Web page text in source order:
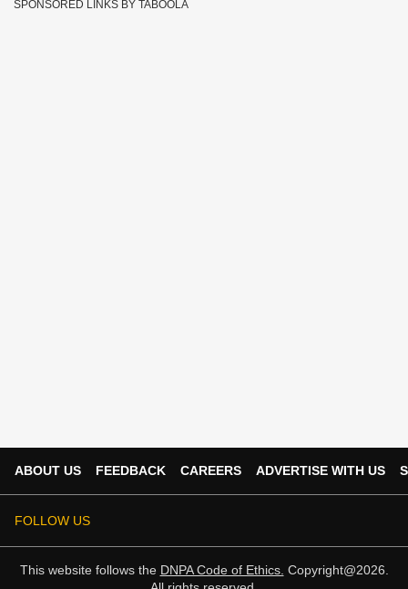
SPONSORED LINKS BY TABOOLA
ABOUT US FEEDBACK CAREERS ADVERTISE WITH US
FOLLOW US
This website follows the DNPA Code of Ethics. Copyright@2026.